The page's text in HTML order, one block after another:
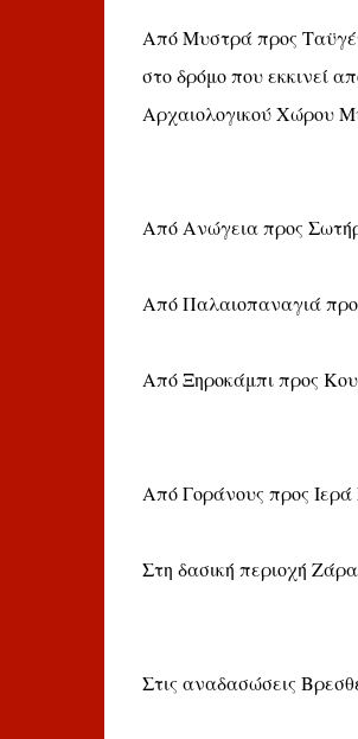
Από Μυστρά προς
στο δρόμο που εκκινεί
Αρχαιολογικού Χώρου
Από Ανώγεια προς
Από Παλαιοπαναγιά
Από Ξηροκάμπι προς
Από Γοράνους προς
Στη δασική περιοχή
Στις αναδασώσεις